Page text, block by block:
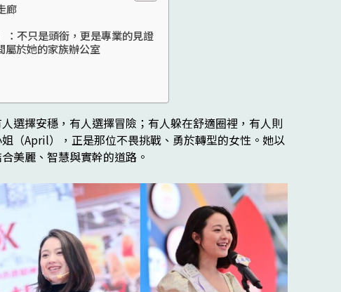
廊
：不只是頭銜，更是專業的見證
於她的家族辦公室
選擇安穩，有人選擇冒險；有人躲在舒適圈裡，有人則
（April），正是那位不畏挑戰、勇於轉型的女性。她以
美麗、智慧與實幹的道路。